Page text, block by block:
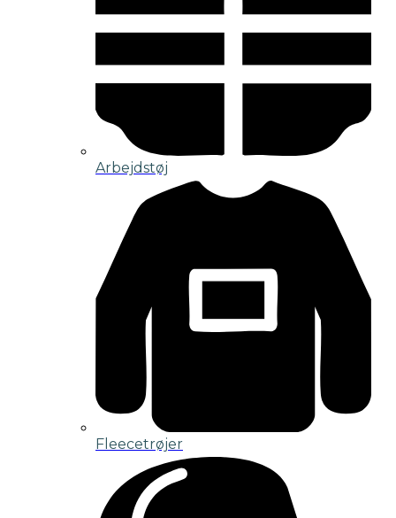
Arbejdstøj
Fleecetrøjer